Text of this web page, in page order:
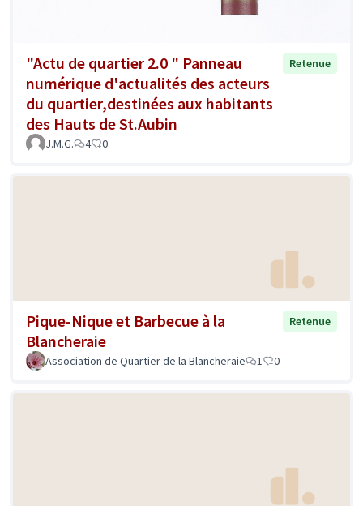
"Actu de quartier 2.0 " Panneau
numérique d'actualités des acteurs
du quartier,destinées aux habitants
des Hauts de St.Aubin
Retenue
J.M.G. 4 0
Pique-Nique et Barbecue à la
Blancheraie
Retenue
Association de Quartier de la Blancheraie 1 0